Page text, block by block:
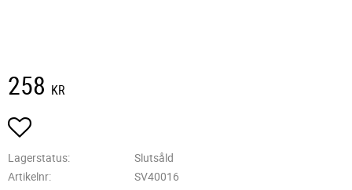
258 KR
Lägg till i favoriter
Lagerstatus
Slutsåld
Artikelnr
SV40016